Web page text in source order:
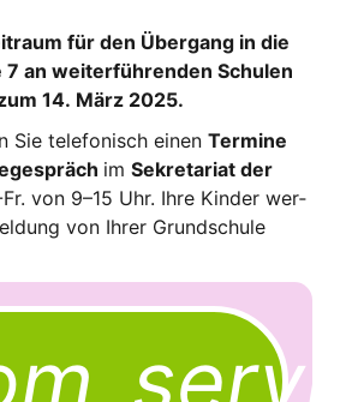
für den Über­gang in die
an wei­ter­füh­ren­den Schu­len
14. März 2025.
Sie tele­fo­nisch einen Ter­mi­ne
im Sekre­ta­ri­at der
von 9–15 Uhr. Ihre Kin­der wer­
von Ihrer Grund­schu­le